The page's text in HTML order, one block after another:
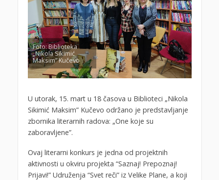
Foto: Biblioteka
„Nikola Sikimić
Maksim” Kučevo
U utorak, 15. mart u 18 časova u Biblioteci „Nikola
Sikimić Maksim” Kučevo održano je predstavljanje
zbornika literarnih radova: „One koje su
zaboravljene”.
Ovaj literarni konkurs je jedna od projektnih
aktivnosti u okviru projekta “Saznaj! Prepoznaj!
Prijavi!” Udruženja “Svet reči” iz Velike Plane, a koji